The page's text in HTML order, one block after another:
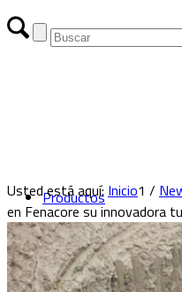
Productos
Selector de
Usted está aquí: Inicio1 /
en Fenacore su innovadora